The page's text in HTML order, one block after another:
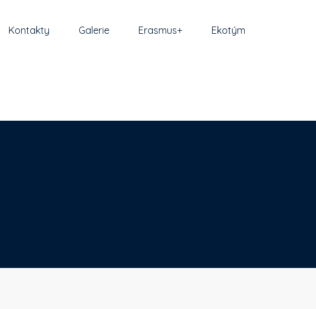
Kontakty Galerie Erasmus+ Ekotým